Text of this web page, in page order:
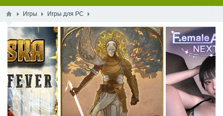
Игры Игры для PC